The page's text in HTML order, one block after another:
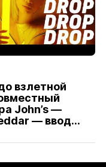
взлетной
John’s —
— вводит